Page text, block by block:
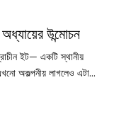
উন্মোচন
ইট— একটি স্থানীয়
অকল্পনীয় লাগলেও এটা...